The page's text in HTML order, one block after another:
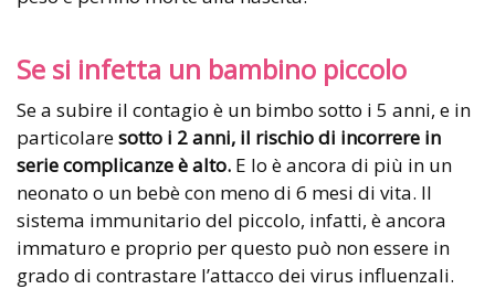
Se si infetta un bambino piccolo
Se a subire il contagio è un bimbo sotto i 5 anni, e in
particolaresotto i 2 anni, il rischio di incorrere in
serie complicanze è alto. E lo è ancora di più in un
neonato o un bebè con meno di 6 mesi di vita. Il
sistema immunitario del piccolo, infatti, è ancora
immaturo e proprio per questo può non essere in
grado di contrastare l’attacco dei virus influenzali.